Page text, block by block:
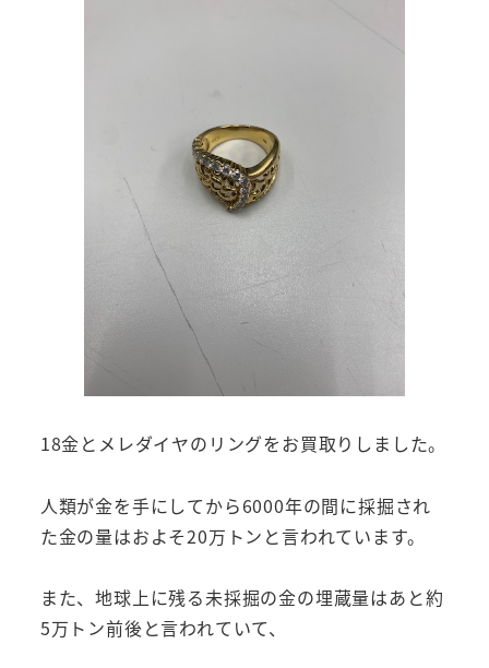
18金とメレダイヤのリングをお買取りしました。
人類が金を手にしてから6000年の間に採掘され
た金の量はおよそ20万トンと言われています。
また、地球上に残る未採掘の金の埋蔵量はあと約
5万トン前後と言われていて、